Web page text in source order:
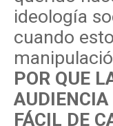
ideología
cuando
POR QUE
FÁCIL DE